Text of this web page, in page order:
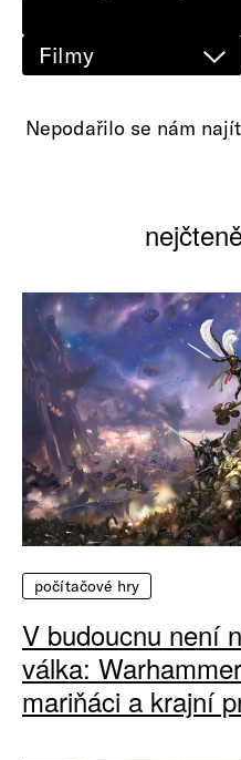
Filmy
Nepodařilo se nám
počítačové hry
V budoucnu není
válka:
mariňáci a krajní